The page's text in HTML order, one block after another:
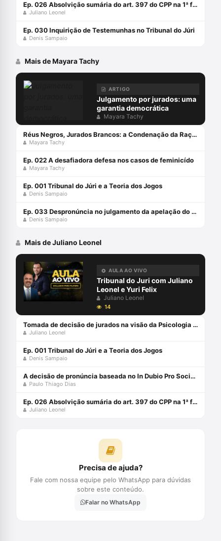
Ep. 026 Absolvição sumária do art. 397 do CPP na 1ª fase do rito do júri
Juliano Leonel
Ep. 030 Inquirição de Testemunhas no Tribunal do Júri
Denis Sampaio
Mais de Mayara Tachy
ARTIGO
Julgamento por jurados: uma
garantia democrática
Mayara Tachy
Réus Negros, Jurados Brancos: a Condenação da Raça no Tribunal do Júri Como Decorrência da íntima Convicção (Volume 1) Capa comum 18 agosto 2023
Mayara Tachy
Ep. 022 A desafiadora defesa nos casos de feminicído
Mayara Tachy
Ep. 001 Tribunal do Júri e a Teoria dos Jogos
Denis Sampaio
Ep. 033 Despronúncia no julgamento da apelação do Juri: pode isso?
Denis Sampaio
Mais de Juliano Leonel
AULA AO VIVO
Tribunal do Juri com Juliano
Leonel e Yuri Felix
Juliano Leonel
14
Tomada de decisão de jurados na visão da Psicologia Forense com Sidnei Priolo Filho e Juliano Leonel
Juliano Leonel
Ep. 001 Tribunal do Júri e a Teoria dos Jogos
Denis Sampaio
A decisão de pronúncia baseada no In Dubio Pro Societate com Paulo Thiago Dias e Juliano Leonel
Paulo Thiago Dias
Ep. 026 Absolvição sumária do art. 397 do CPP na 1ª fase do rito do júri
Juliano Leonel
Precisa de ajuda?
Fale com nossa equipe pelo WhatsApp para dúvidas
sobre este conteúdo.
Falar no WhatsApp